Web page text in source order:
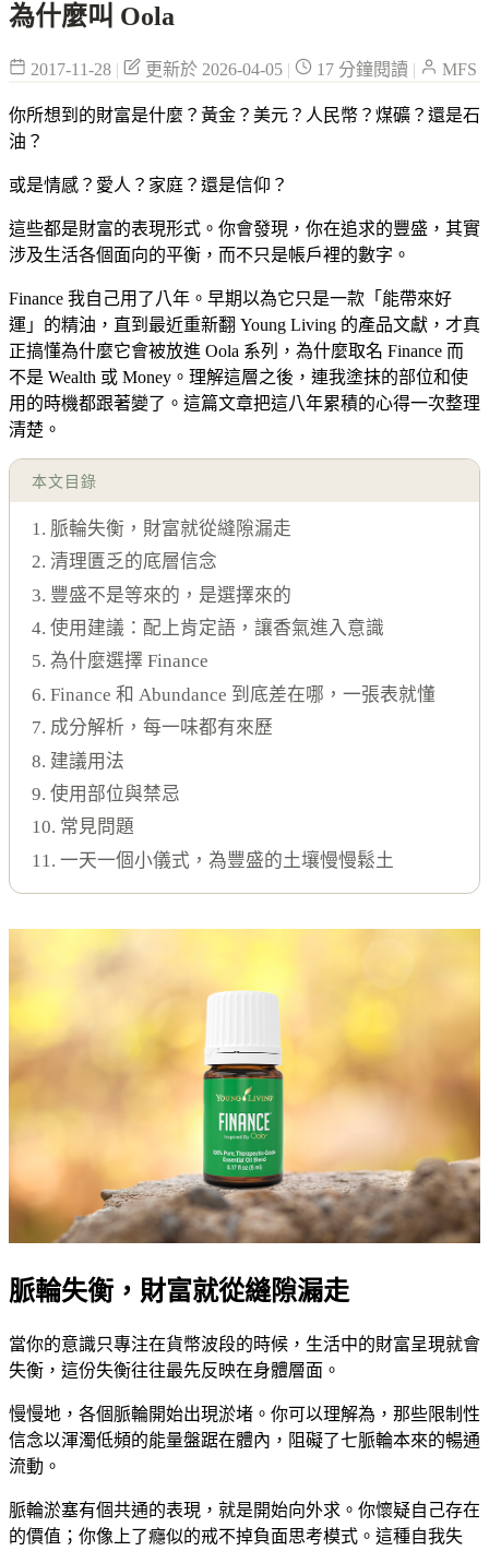
為什麼叫 Oola
2017-11-28 | 更新於 2026-04-05 | 17 分鐘閱讀 | MFS
你所想到的財富是什麼？黃金？美元？人民幣？煤礦？還是石
油？
或是情感？愛人？家庭？還是信仰？
這些都是財富的表現形式。你會發現，你在追求的豐盛，其實
涉及生活各個面向的平衡，而不只是帳戶裡的數字。
Finance 我自己用了八年。早期以為它只是一款「能帶來好
運」的精油，直到最近重新翻 Young Living 的產品文獻，才真
正搞懂為什麼它會被放進 Oola 系列，為什麼取名 Finance 而
不是 Wealth 或 Money。理解這層之後，連我塗抹的部位和使
用的時機都跟著變了。這篇文章把這八年累積的心得一次整理
清楚。
本文目錄
1. 脈輪失衡，財富就從縫隙漏走
2. 清理匱乏的底層信念
3. 豐盛不是等來的，是選擇來的
4. 使用建議：配上肯定語，讓香氣進入意識
5. 為什麼選擇 Finance
6. Finance 和 Abundance 到底差在哪，一張表就懂
7. 成分解析，每一味都有來歷
8. 建議用法
9. 使用部位與禁忌
10. 常見問題
11. 一天一個小儀式，為豐盛的土壤慢慢鬆土
脈輪失衡，財富就從縫隙漏走
當你的意識只專注在貨幣波段的時候，生活中的財富呈現就會
失衡，這份失衡往往最先反映在身體層面。
慢慢地，各個脈輪開始出現淤堵。你可以理解為，那些限制性
信念以渾濁低頻的能量盤踞在體內，阻礙了七脈輪本來的暢通
流動。
脈輪淤塞有個共通的表現，就是開始向外求。你懷疑自己存在
的價值；你像上了癮似的戒不掉負面思考模式。這種自我失